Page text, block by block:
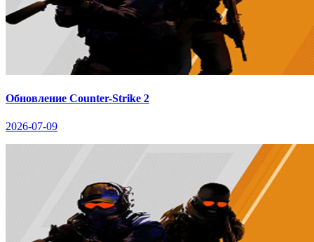
Обновление Counter-Strike 2
2026-07-09